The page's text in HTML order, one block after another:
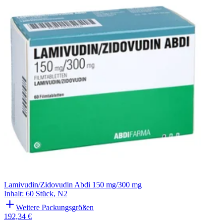
Filterung
Lamivudin/Zidovudin Abdi 150 mg/300 mg
Inhalt: 60 Stück, N2
Weitere Packungsgrößen
192,34 €